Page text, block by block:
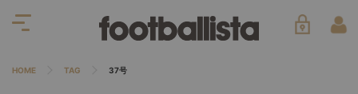
HOME TAG 37号